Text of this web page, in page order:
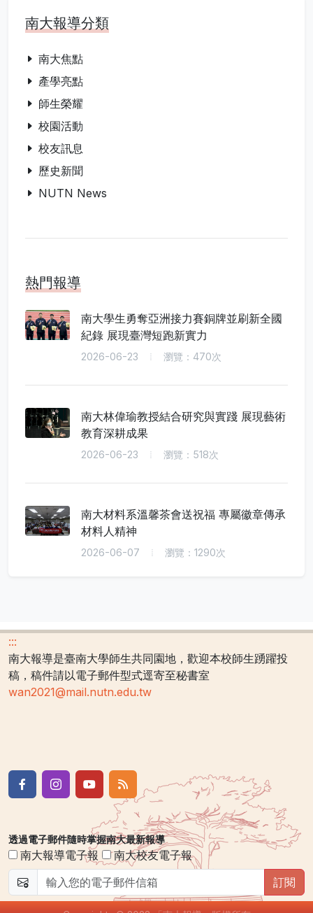
南大報導分類
南大焦點
產學亮點
師生榮耀
校園活動
校友訊息
歷史新聞
NUTN News
熱門報導
南大學生勇奪亞洲接力賽銅牌並刷新全國
紀錄 展現臺灣短跑新實力
2026-06-23 瀏覽：470次
南大林偉瑜教授結合研究與實踐 展現藝術
教育深耕成果
2026-06-23 瀏覽：518次
南大材料系溫馨茶會送祝福 專屬徽章傳承
材料人精神
2026-06-07 瀏覽：1290次
:::
南大報導是臺南大學師生共同園地，歡迎本校師生踴躍投
稿，稿件請以電子郵件型式逕寄至秘書室
wan2021@mail.nutn.edu.tw
透過電子郵件隨時掌握南大最新報導
南大報導電子報
南大校友電子報
訂閱